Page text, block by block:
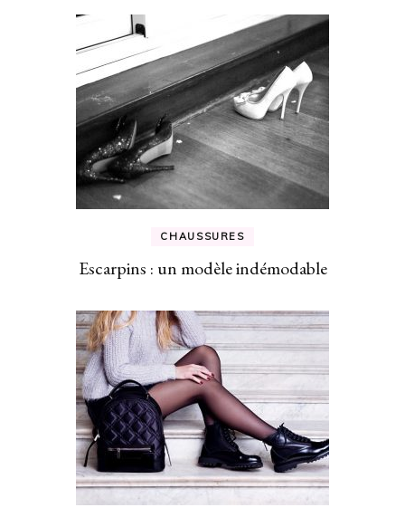
CHAUSSURES
Escarpins : un modèle indémodable